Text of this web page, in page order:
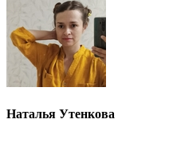
Наталья Утенкова